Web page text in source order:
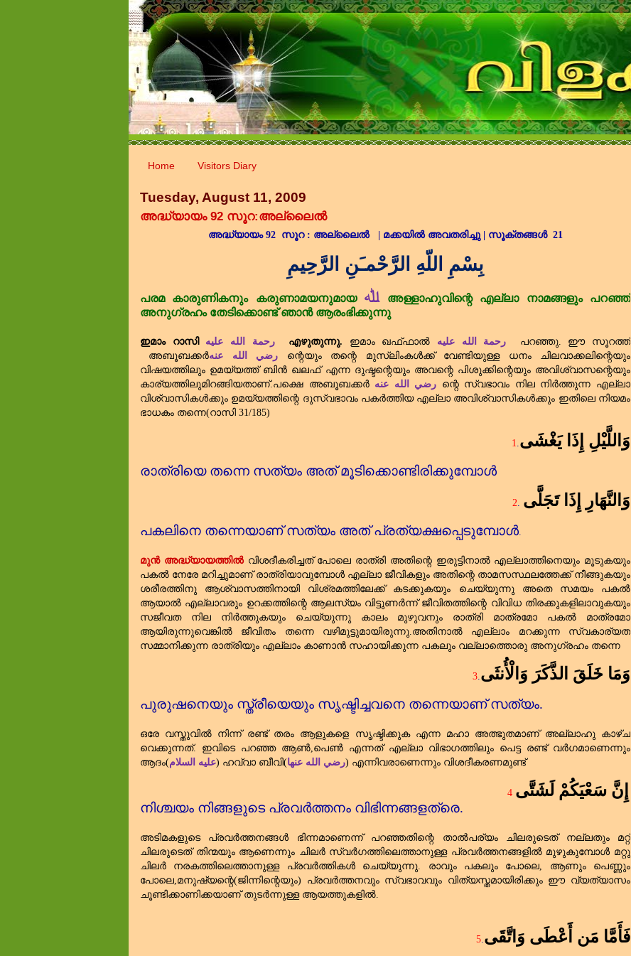
Home Visitors Diary
Tuesday, August 11, 2009
അദ്ധ്യായം 92 സൂറ:അല്ലൈൽ
അദ്ധ്യായം92 സൂറ : അല്ലൈൽ | മക്കയിൽ അവതരിച്ചു | സൂക്തങ്ങൾ 21
بِسْمِ اللّهِ الرَّحْمـَنِ الرَّحِيمِ
പരമ കാരുണികനും കരുണാമയനുമായ ﷲ അള്ളാഹുവിന്റെ എല്ലാ നാമങ്ങളും
പറഞ്ഞ്
അനുഗ്രഹം തേടിക്കൊണ്ട് ഞാൻ ആരംഭിക്കുന്നു
ഇമാം റാസി رحمة الله عليه എഴുതുന്നു. ഇമാം ഖഫ്ഫാൽ رحمة الله عليه
പറഞ്ഞു. ഈ സൂറത്ത്‌
അബൂബക്കർرضي الله عنه ന്റെയും തന്റെ മുസ്‌ലിംകൾക്ക്‌ വേണ്ടിയുള്ള ധനം ചിലവാക്കലിന്റെയും
വിഷയത്തിലും ഉമയ്യത്ത്‌ ബിൻ ഖലഫ്‌ എന്ന ദുഷ്ടന്റെയും അവന്റെ പിശുക്കിന്റെയും അവിശ്വാസന്റെയും
കാര്യത്തിലുമിറങ്ങിയതാണ്‌.പക്ഷെ അബൂബക്കർ رضي الله عنه ന്റെ സ്വഭാവം നില നിർത്തുന്ന എല്ലാ
വിശ്വാസികൾക്കും ഉമയ്യത്തിന്റെ ദുസ്വഭാവം പകർത്തിയ എല്ലാ അവിശ്വാസികൾക്കും ഇതിലെ നിയമം
ഭാധകം തന്നെ(റാസി 31/185)
1 وَاللَّيْلِ إِذَا يَغْشَى
രാത്രിയെ തന്നെ സത്യം അത്‌ മൂടിക്കൊണ്ടിരിക്കുമ്പോൾ
2 وَالنَّهَارِ إِذَا تَجَلَّى
പകലിനെ തന്നെയാണ്‌ സത്യം അത്‌ പ്രത്യക്ഷപ്പെടുമ്പോൾ
മുൻ അദ്ധ്യായത്തിൽ വിശദീകരിച്ചത്‌ പോലെ രാത്രി അതിന്റെ ഇരുട്ടിനാൽ എല്ലാത്തിനെയും മൂടുകയും
പകൽ നേരേ മറിച്ചുമാണ്‌ രാത്രിയാവുമ്പോൾ എല്ലാ ജീവികളും അതിന്റെ താമസസ്ഥലത്തേക്ക്‌ നീങ്ങുകയും
ശരീരത്തിനു ആശ്വാസത്തിനായി വിശ്രമത്തിലേക്ക്‌ കടക്കുകയും ചെയ്യുന്നു അതെ സമയം പകൽ
ആയാൽ എല്ലാവരും ഉറക്കത്തിന്റെ ആലസ്യം വിട്ടുണർന്ന് ജീവിതത്തിന്റെ വിവിധ തിരക്കുകളിലാവുകയും
സജീവത നില നിർത്തുകയും ചെയ്യുന്നു കാലം മുഴുവനും രാത്രി മാത്രമോ പകൽ മാത്രമോ
ആയിരുന്നുവെങ്കിൽ ജീവിതം തന്നെ വഴിമുട്ടുമായിരുന്നു.അതിനാൽ എല്ലാം മറക്കുന്ന സ്വകാര്യത
സമ്മാനിക്കുന്ന രാത്രിയും എല്ലാം കാണാൻ സഹായിക്കുന്ന പകലും വല്ലാത്തൊരു അനുഗ്രഹം തന്നെ
3 وَمَا خَلَقَ الذَّكَرَ وَالْأُنثَى
പുരുഷനെയും സ്ത്രീയെയും സൃഷ്ടിച്ചവനെ തന്നെയാണ്‌ സത്യം.
ഒരേ വസ്തുവിൽ നിന്ന് രണ്ട്‌ തരം ആളുകളെ സൃഷ്ടിക്കുക എന്ന മഹാ അത്ഭുതമാണ്‌ അല്ലാഹു കാഴ്ച
വെക്കുന്നത്‌. ഇവിടെ പറഞ്ഞ ആൺ പെൺ എന്നത്‌ എല്ലാ വിഭാഗത്തിലും പെട്ട രണ്ട്‌ വർഗമാണെന്നും
ആദം(عليه السلام) ഹവ്വാ ബീവി(رضي الله عنها) എന്നിവരാണെന്നും വിശദീകരണമുണ്ട്‌
4 إِنَّ سَعْيَكُمْ لَشَتَّى
നിശ്ചയം നിങ്ങളുടെ പ്രവർത്തനം വിഭിന്നങ്ങളത്രെ.
അടിമകളുടെ പ്രവർത്തനങ്ങൾ ഭിന്നമാണെന്ന് പറഞ്ഞതിന്റെ താൽപര്യം ചിലരുടെത്‌ നല്ലതും മറ്റ്‌
ചിലരുടെത്‌ തിന്മയും ആണെന്നും ചിലർ സ്വർഗത്തിലെത്താനുള്ള പ്രവർത്തനങ്ങളിൽ മുഴുകുമ്പോൾ മറ്റു
ചിലർ നരകത്തിലെത്താനുള്ള പ്രവർത്തികൾ ചെയ്യുന്നു. രാവും പകലും പോലെ
ആണും പെണ്ണും
പോലെ മനുഷ്യന്റെ(ജിന്നിന്റെയും) പ്രവർത്തനവും സ്വഭാവവും വിത്യസ്തമായിരിക്കും ഈ വ്യത്യാസം
ചൂണ്ടിക്കാണിക്കയാണ്‌ തുടർന്നുള്ള ആയത്തുകളിൽ.
5 فَأَمَّا مَن أَعْطَى وَاتَّقَى